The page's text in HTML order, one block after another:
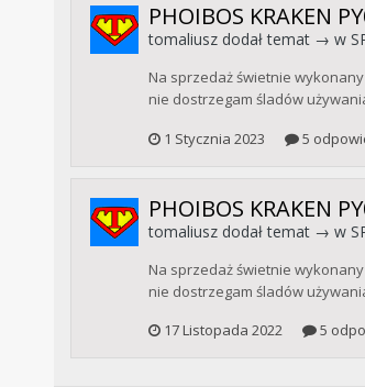
PHOIBOS KRAKEN
tomaliuszdodał temat → w
Na sprzedaż świetnie
nie dostrzegam śladów
1 Stycznia 2023
5
PHOIBOS KRAKEN
tomaliuszdodał temat → w
Na sprzedaż świetnie
nie dostrzegam śladów
17 Listopada 2022
5